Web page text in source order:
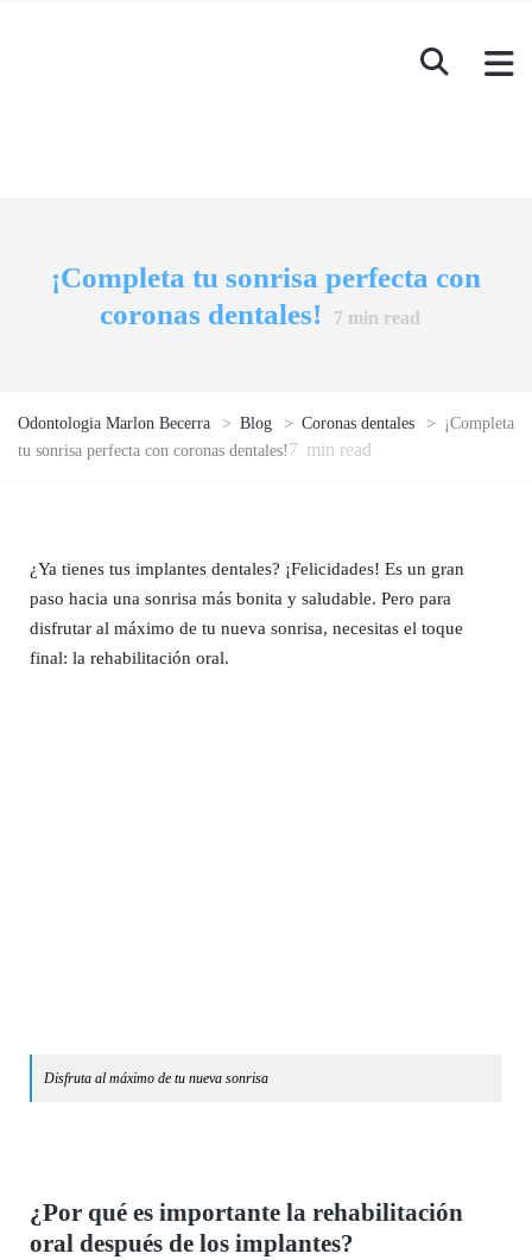
¡Completa tu sonrisa perfecta con
coronas dentales!
7 min read
Odontologia Marlon Becerra > Blog > Coronas dentales > ¡Completa
tu sonrisa perfecta con coronas dentales! 7 min read
¿Ya tienes tus implantes dentales? ¡Felicidades! Es un gran
paso hacia una sonrisa más bonita y saludable. Pero para
disfrutar al máximo de tu nueva sonrisa, necesitas el toque
final: la rehabilitación oral.
Disfruta al máximo de tu nueva sonrisa
¿Por qué es importante la rehabilitación
oral después de los implantes?